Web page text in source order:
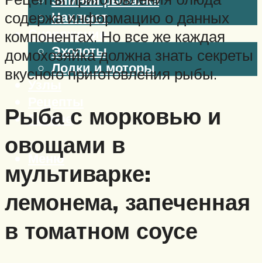
Нахлыст
Снаряжение
Эхолоты
Лодки и моторы
Узлы
Разное
Меню
содержа информацию о данных
компонентах. Но все же каждая
домохозяйка должна знать секреты
вкусного приготовления рыбы.
Рыба с морковью и
овощами в
мультиварке:
лемонема, запеченная
в томатном соусе